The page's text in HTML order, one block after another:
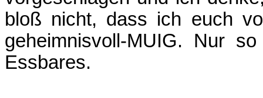
bloß nicht, dass ich euch
geheimnisvoll-MUIG. Nur
Essbares.